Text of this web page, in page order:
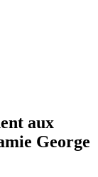
aux
George